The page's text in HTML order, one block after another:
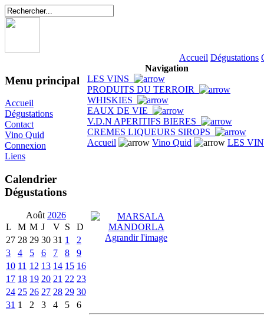
Accueil Dégustations
Menu principal
Accueil
Dégustations
Contact
Vino Quid
Connexion
Liens
Calendrier
Dégustations
Août 2026
L
M M J V S
D
27 28 29 30 31 1
2
3
4 5 6 7 8
9
10 11 12 13 14 15 16
17 18 19 20 21 22 23
24 25 26 27 28 29 30
31 1 2 3 4 5 6
Navigation
LES VINS
PRODUITS DU TERROIR
WHISKIES
EAUX DE VIE
V.D.N APERITIFS BIERES
CREMES LIQUEURS SIROPS
Accueil
Vino Quid LES
Agrandir l'image